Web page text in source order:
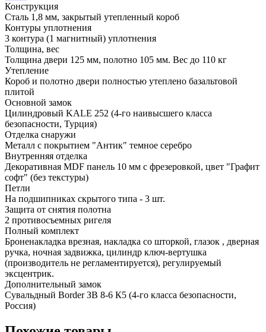
Конструкция
Сталь 1,8 мм, закрытый утепленный короб
Контуры уплотнения
3 контура (1 магнитный) уплотнения
Толщина, вес
Толщина двери 125 мм, полотно 105 мм. Вес до 110 кг
Утепление
Короб и полотно двери полностью утеплено базальтовой
плитой
Основной замок
Цилиндровый KALE 252 (4-го наивысшего класса
безопасности, Турция)
Отделка снаружи
Металл с покрытием "Антик" темное серебро
Внутренняя отделка
Декоративная MDF панель 10 мм с фрезеровкой, цвет "Графит
софт" (без текстуры)
Петли
На подшипниках скрытого типа - 3 шт.
Защита от снятия полотна
2 противосъемных ригеля
Полный комплект
Броненакладка врезная, накладка со шторкой, глазок , дверная
ручка, ночная задвижка, цилиндр ключ-вертушка
(производитель не регламентируется), регулируемый
эксцентрик.
Дополнительный замок
Сувальдный Border ЗВ 8-6 К5 (4-го класса безопасности,
Россия)